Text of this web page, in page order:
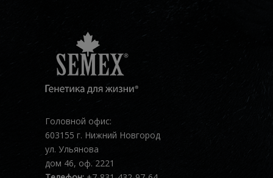
Головной офис:
603155 г. Нижний Новгород
ул. Ульянова
дом 46, оф. 2221